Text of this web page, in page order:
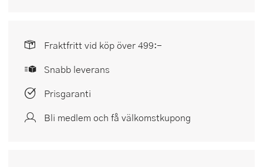
Fraktfritt vid köp över 499:-
Snabb leverans
Prisgaranti
Bli medlem och få välkomstkupong